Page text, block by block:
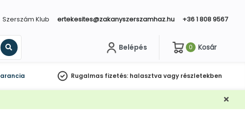
Szerszám Klub ertekesites@zakanyszerszamhaz.hu +36 1 808 9567
Keresés
Belépés 0 Kosár
Rugalmas fizetés: halasztva vagy részletekben